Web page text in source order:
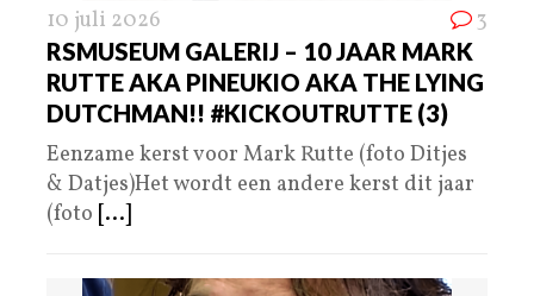
10 juli 2026 3
RSMUSEUM GALERIJ – 10 JAAR MARK
RUTTE AKA PINEUKIO AKA THE LYING
DUTCHMAN!! #KICKOUTRUTTE (3)
Eenzame kerst voor Mark Rutte (foto Ditjes
& Datjes)Het wordt een andere kerst dit jaar
(foto [...]